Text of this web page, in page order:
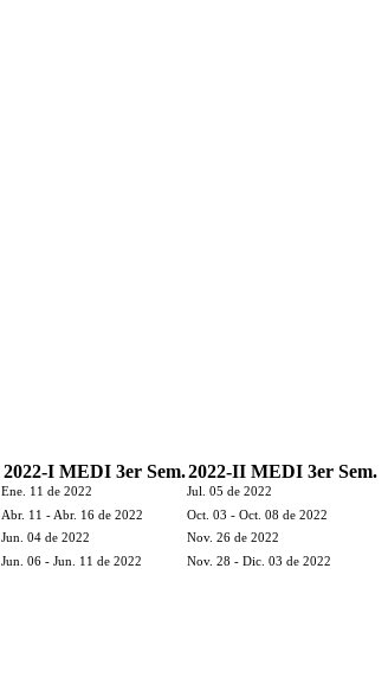
2022-I MEDI 3er Sem.2022-II MEDI 3er Sem.
Ene. 11 de 2022 Jul. 05 de 2022
Abr. 11 - Abr. 16 de 2022 Oct. 03 - Oct. 08 de 2022
Jun. 04 de 2022 Nov. 26 de 2022
Jun. 06 - Jun. 11 de 2022 Nov. 28 - Dic. 03 de 2022